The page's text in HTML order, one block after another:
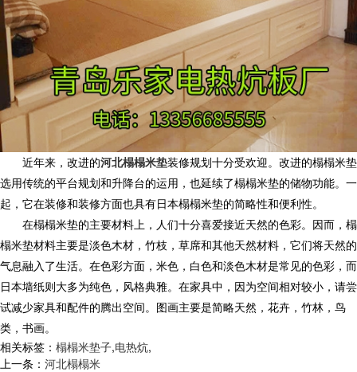
近年来，改进的河北榻榻米垫装修规划十分受欢迎。改进的榻榻米垫
选用传统的平台规划和升降台的运用，也延续了榻榻米垫的储物功能。一
起，它在装修和装修方面也具有日本榻榻米垫的简略性和便利性。
在榻榻米垫的主要材料上，人们十分喜爱接近天然的色彩。因而，榻
榻米垫材料主要是淡色木材，竹枝，草席和其他天然材料，它们将天然的
气息融入了生活。在色彩方面，米色，白色和淡色木材是常见的色彩，而
日本墙纸则大多为纯色，风格典雅。在家具中，因为空间相对较小，请尝
试减少家具和配件的腾出空间。图画主要是简略天然，花卉，竹林，鸟
类，书画。
相关标签： 榻榻米垫子,电热炕,
上一条： 河北榻榻米